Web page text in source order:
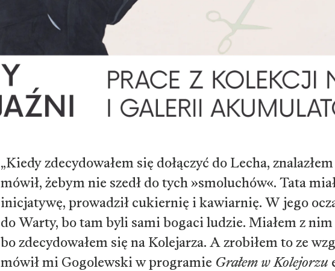
„Kiedy zdecydowałem się dołączyć do Lecha,
mówił, żebym nie szedł do tych »smoluchów«. Tata
inicjatywę, prowadził cukiernię i kawiarnię. W jego
do Warty, bo tam byli sami bogaci ludzie. Miałem z
bo zdecydowałem się na Kolejarza. A zrobiłem to ze
mówił mi Gogolewski w programie Grałem w Kolejorzu